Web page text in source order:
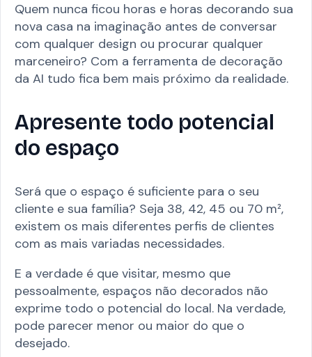
Quem nunca ficou horas e horas decorando sua
nova casa na imaginação antes de conversar
com qualquer design ou procurar qualquer
marceneiro? Com a ferramenta de decoração
da AI tudo fica bem mais próximo da realidade.
Apresente todo potencial
do espaço
Será que o espaço é suficiente para o seu
cliente e sua família? Seja 38, 42, 45 ou 70 m²,
existem os mais diferentes perfis de clientes
com as mais variadas necessidades.
E a verdade é que visitar, mesmo que
pessoalmente, espaços não decorados não
exprime todo o potencial do local. Na verdade,
pode parecer menor ou maior do que o
desejado.